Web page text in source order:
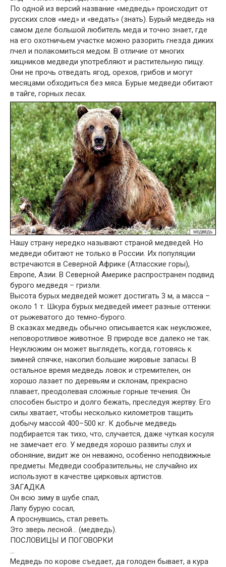
По одной из версий название «медведь» происходит от
русских слов «мед» и «ведать» (знать). Бурый медведь на
самом деле большой любитель меда и точно знает, где
на его охотничьем участке можно разорить гнезда диких
пчел и полакомиться медом. В отличие от многих
хищников медведи употребляют и растительную пищу.
Они не прочь отведать ягод, орехов, грибов и могут
месяцами обходиться без мяса. Бурые медведи обитают
в тайге, горных лесах.
Нашу страну нередко называют страной медведей. Но
медведи обитают не только в России. Их популяции
встречаются в Северной Африке (Атласские горы),
Европе, Азии. В Северной Америке распространен подвид
бурого медведя – гризли.
Высота бурых медведей может достигать 3 м, а масса –
около 1 т. Шкура бурых медведей имеет разные оттенки:
от рыжеватого до темно-бурого.
В сказках медведь обычно описывается как неуклюжее,
неповоротливое животное. В природе все далеко не так.
Неуклюжим он может выглядеть, когда, готовясь к
зимней спячке, накопил большие жировые запасы. В
остальное время медведь ловок и стремителен, он
хорошо лазает по деревьям и склонам, прекрасно
плавает, преодолевая сложные горные течения. Он
способен быстро и долго бежать, преследуя жертву. Его
силы хватает, чтобы несколько километров тащить
добычу массой 400–500 кг. К добыче медведь
подбирается так тихо, что, случается, даже чуткая косуля
не замечает его. У медведя хорошо развиты слух и
обоняние, видит же он неважно, особенно неподвижные
предметы. Медведи сообразительны, не случайно их
используют в качестве цирковых артистов.
ЗАГАДКА
Он всю зиму в шубе спал,
Лапу бурую сосал,
А проснувшись, стал реветь.
Это зверь лесной… (медведь).
ПОСЛОВИЦЫ И ПОГОВОРКИ
…
Медведь по корове съедает, да голоден бывает, а кура